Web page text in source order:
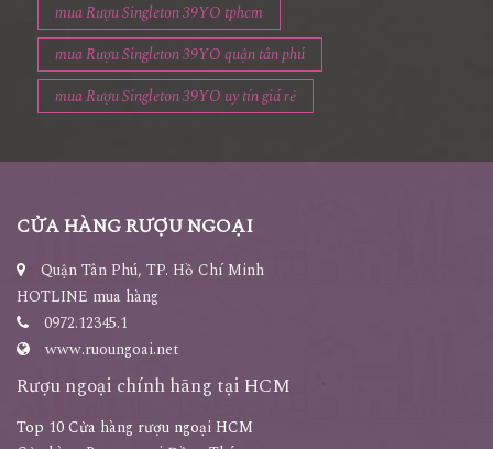
mua Rượu Singleton 39YO tphcm
mua Rượu Singleton 39YO quận tân phú
mua Rượu Singleton 39YO uy tín giá rẻ
CỬA HÀNG RƯỢU NGOẠI
Quận Tân Phú, TP. Hồ Chí Minh
HOTLINE mua hàng
0972.12345.1
www.ruoungoai.net
Rượu ngoại chính hãng tại HCM
Top 10 Cửa hàng rượu ngoại HCM